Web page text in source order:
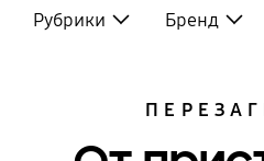
Рубрики Бренд